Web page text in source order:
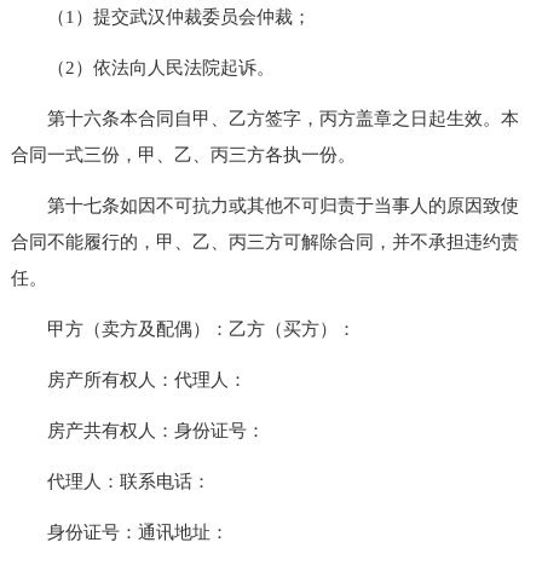
（1）提交武汉仲裁委员会仲裁；
（2）依法向人民法院起诉。
第十六条本合同自甲、乙方签字，丙方盖章之日起生效。本
合同一式三份，甲、乙、丙三方各执一份。
第十七条如因不可抗力或其他不可归责于当事人的原因致使
合同不能履行的，甲、乙、丙三方可解除合同，并不承担违约责
任。
甲方（卖方及配偶）：乙方（买方）：
房产所有权人：代理人：
房产共有权人：身份证号：
代理人：联系电话：
身份证号：通讯地址：